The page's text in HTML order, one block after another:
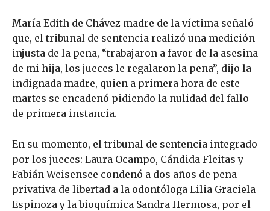
María Edith de Chávez madre de la víctima señaló
que, el tribunal de sentencia realizó una medición
injusta de la pena, “trabajaron a favor de la asesina
de mi hija, los jueces le regalaron la pena”, dijo la
indignada madre, quien a primera hora de este
martes se encadenó pidiendo la nulidad del fallo
de primera instancia.
En su momento, el tribunal de sentencia integrado
por los jueces: Laura Ocampo, Cándida Fleitas y
Fabián Weisensee condenó a dos años de pena
privativa de libertad a la odontóloga Lilia Graciela
Espinoza y la bioquímica Sandra Hermosa, por el